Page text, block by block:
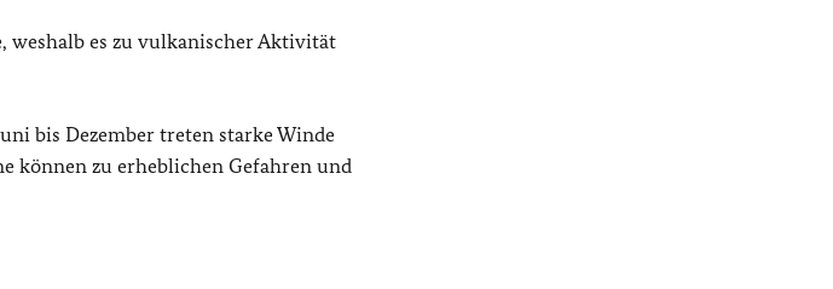
weshalb es zu vulkanischer Aktivität
bis Dezember treten starke Winde
können zu erheblichen Gefahren und